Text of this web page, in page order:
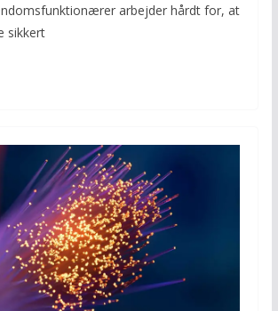
arbejder hårdt for, at
sikkert